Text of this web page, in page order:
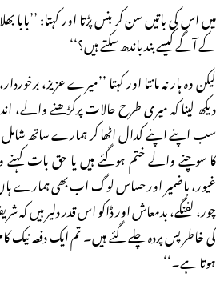
میں اس کی باتیں سن کر ہنس پڑتا اور کہتا:
کے آگے کیسے بند باندھ سکتے ہیں؟‘‘
لیکن وہ ہار نہ مانتا اور کہتا ’’میرے عزیز،
دیکھ لینا کہ میری طرح حالات پرکڑھنے والے،
سب اپنے اپنے کدال اٹھا کر ہمارے ساتھ
کا سوچنے والے ختم ہوگئے ہیں یا حق بات
غیور، باضمیر اور حساس لوگ اب بھی ہمارے ہاں
چور، لفنگے، بدمعاش اور ڈاکو اس قدر دلیر ہیں
کی خاطر پس پردہ چلے گئے ہیں۔ تم ایک دفعہ نیک کام
ہوتا ہے۔‘‘